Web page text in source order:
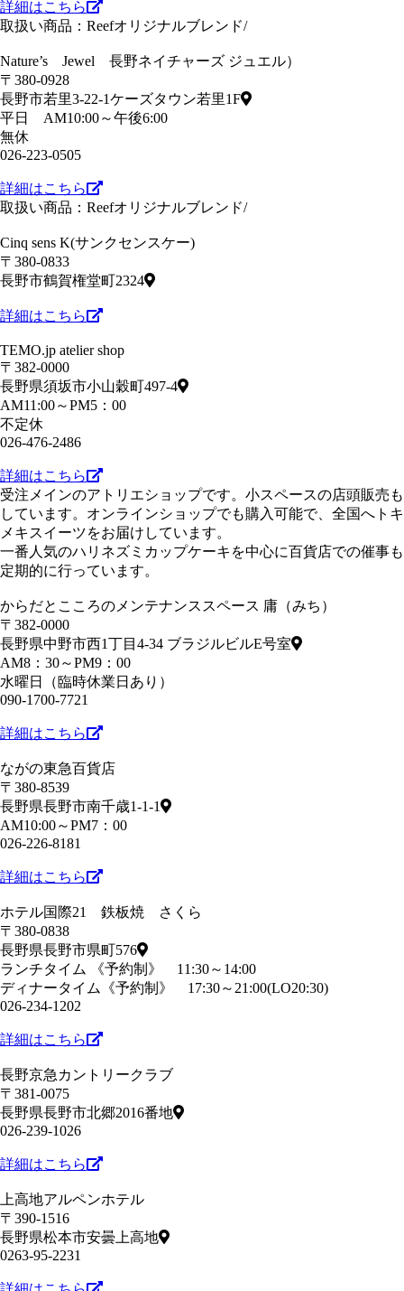
詳細はこちら
取扱い商品：Reefオリジナルブレンド/
Nature’s Jewel 長野ネイチャーズ ジュエル）
〒380-0928
長野市若里3-22-1ケーズタウン若里1F
平日 AM10:00～午後6:00
無休
026-223-0505
詳細はこちら
取扱い商品：Reefオリジナルブレンド/
Cinq sens K(サンクセンスケー)
〒380-0833
長野市鶴賀権堂町2324
詳細はこちら
TEMO.jp atelier shop
〒382-0000
長野県須坂市小山穀町497-4
AM11:00～PM5：00
不定休
026-476-2486
詳細はこちら
受注メインのアトリエショップです。小スペースの店頭販売も
しています。オンラインショップでも購入可能で、全国へトキ
メキスイーツをお届けしています。
一番人気のハリネズミカップケーキを中心に百貨店での催事も
定期的に行っています。
からだとこころのメンテナンススペース 庸（みち）
〒382-0000
長野県中野市西1丁目4-34 ブラジルビルE号室
AM8：30～PM9：00
水曜日（臨時休業日あり）
090-1700-7721
詳細はこちら
ながの東急百貨店
〒380-8539
長野県長野市南千歳1-1-1
AM10:00～PM7：00
026-226-8181
詳細はこちら
ホテル国際21 鉄板焼 さくら
〒380-0838
長野県長野市県町576
ランチタイム 《予約制》 11:30～14:00
ディナータイム《予約制》 17:30～21:00(LO20:30)
026-234-1202
詳細はこちら
長野京急カントリークラブ
〒381-0075
長野県長野市北郷2016番地
026-239-1026
詳細はこちら
上高地アルペンホテル
〒390-1516
長野県松本市安曇上高地
0263-95-2231